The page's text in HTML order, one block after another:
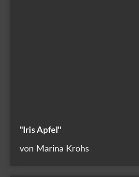
"Iris Apfel"
von Marina Krohs